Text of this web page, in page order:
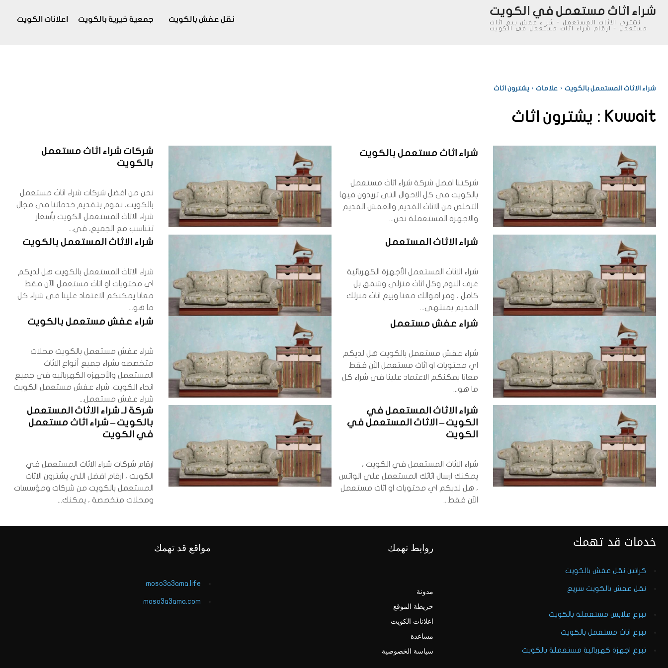
نقل عفش بالكويت جمعية خيرية بالكويت اعلانات الكويت
شراء اثاث مستعمل في الكويت
نشتري الاثاث المستعمل - شراء عفش بيع اثاث
مستعمل - ارقام شراء اثاث مستعمل في الكويت
شراء الاثاث المستعمل بالكويت علامات يشترون اثاث
Kuwait : يشترون اثاث
شراء اثاث مستعمل بالكويت
شركتنا افضل شركة شراء اثاث مستعمل
بالكويت فى كل الاحوال التى تريدون فيها
التخلص من الاثاث القديم والعفش القديم
والاجهزة المستعملة نحن...
شركات شراء اثاث مستعمل
بالكويت
نحن من افضل شركات شراء اثاث مستعمل
بالكويت، نقوم بتقديم خدماتنا في مجال
شراء الاثاث المستعمل الكويت بأسعار
تتناسب مع الجميع، في...
شراء الاثاث المستعمل
شراء الاثاث المستعمل الأجهزة الكهربائية
غرف النوم وكل اثاث منزلي وشقق بل
كامل ، وفر اموالك معنا وبيع اثاث منزلك
القديم بمنتهى...
شراء الاثاث المستعمل بالكويت
شراء الاثاث المستعمل بالكويت هل لديكم
اي محتويات او اثاث مستعمل الآن فقط
معانا يمكنكم الاعتماد علينا فى شراء كل
ما هو...
شراء عفش مستعمل
شراء عفش مستعمل بالكويت هل لديكم
اي محتويات او اثاث مستعمل الآن فقط
معانا يمكنكم الاعتماد علينا فى شراء كل
ما هو...
شراء عفش مستعمل بالكويت
شراء عفش مستعمل بالكويت محلات
متخصصه بشراء جميع أنواع الاثاث
المستعمل والأجهزه الكهربائيه في جميع
انحاء الكويت. شراء عفش مستعمل الكويت
شراء عفش مستعمل...
شراء الاثاث المستعمل في
الكويت – الاثاث المستعمل في
الكويت
شراء الاثاث المستعمل في الكويت ،
يمكنك ارسال اثاثك المستعمل علي الواتس
، هل لديكم اي محتويات او اثاث مستعمل
الآن فقط...
شركة لـ شراء الاثاث المستعمل
بالكويت – شراء اثاث مستعمل
في الكويت
ارقام شركات شراء الاثاث المستعمل في
الكويت ، ارقام افضل اللي يشترون الاثاث
المستعمل بالكويت من شركات ومؤسسات
ومحلات متخصصة ، يمكنك...
مواقع قد تهمك
moso3a3ama.life
moso3a3ama.com
روابط تهمك
مدونة
خريطة الموقع
اعلانات الكويت
مساعدة
سياسة الخصوصية
خدمات قد تهمك
كراتين نقل عفش بالكويت
نقل عفش بالكويت سريع
تبرع ملابس مستعملة بالكويت
تبرع اثاث مستعمل بالكويت
تبرع اجهزة كهربائية مستعملة بالكويت